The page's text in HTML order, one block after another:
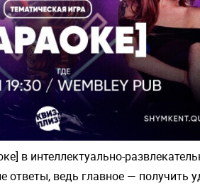
в интеллектуально-
ответы, ведь главное — получить